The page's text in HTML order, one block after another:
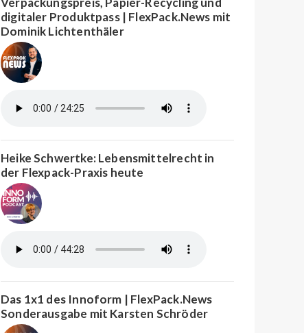
digitaler Produktpass | FlexPack.News mit
Dominik Lichtenthäler
Heike Schwertke: Lebensmittelrecht in
der Flexpack-Praxis heute
Das 1x1 des Innoform | FlexPack.News
Sonderausgabe mit Karsten Schröder